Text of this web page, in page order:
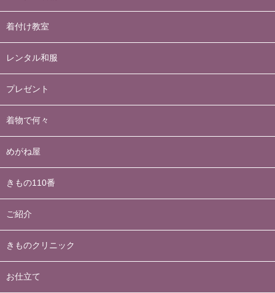
着付け教室
レンタル和服
プレゼント
着物で何々
めがね屋
きもの110番
ご紹介
きものクリニック
お仕立て